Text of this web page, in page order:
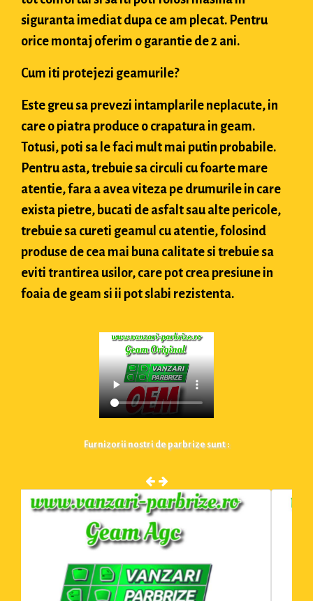
siguranta imediat dupa ce am plecat. Pentru
orice montaj oferim o garantie de 2 ani.
Cum iti protejezi geamurile?
Este greu sa prevezi intamplarile neplacute, in
care o piatra produce o crapatura in geam.
Totusi, poti sa le faci mult mai putin probabile.
Pentru asta, trebuie sa circuli cu foarte mare
atentie, fara a avea viteza pe drumurile in care
exista pietre, bucati de asfalt sau alte pericole,
trebuie sa cureti geamul cu atentie, folosind
produse de cea mai buna calitate si trebuie sa
eviti trantirea usilor, care pot crea presiune in
foaia de geam si ii pot slabi rezistenta.
Furnizorii nostri de parbrize sunt :